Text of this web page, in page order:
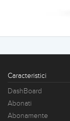
Caracteristici
DashBoard
Abonati
Abonamente